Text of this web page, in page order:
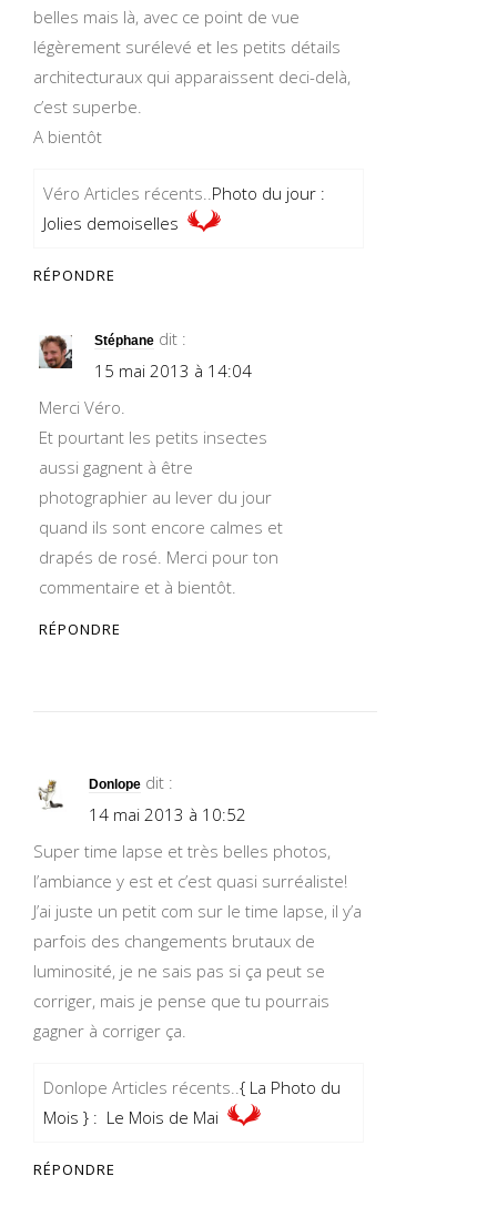
belles mais là, avec ce point de vue
légèrement surélevé et les petits détails
architecturaux qui apparaissent deci-delà,
c’est superbe.
A bientôt
Véro Articles récents..Photo du jour :
Jolies demoiselles
RÉPONDRE
Stéphane dit :
15 mai 2013 à 14:04
Merci Véro.
Et pourtant les petits insectes
aussi gagnent à être
photographier au lever du jour
quand ils sont encore calmes et
drapés de rosé. Merci pour ton
commentaire et à bientôt.
RÉPONDRE
Donlope dit :
14 mai 2013 à 10:52
Super time lapse et très belles photos,
l’ambiance y est et c’est quasi surréaliste!
J’ai juste un petit com sur le time lapse, il y’a
parfois des changements brutaux de
luminosité, je ne sais pas si ça peut se
corriger, mais je pense que tu pourrais
gagner à corriger ça.
Donlope Articles récents..{ La Photo du
Mois } : Le Mois de Mai
RÉPONDRE